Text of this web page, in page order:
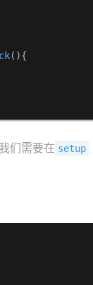
( ){
们需要在 setup